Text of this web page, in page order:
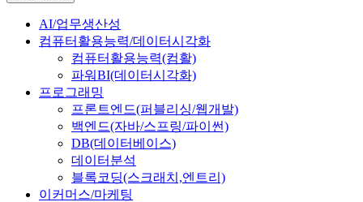
AI/업무생산성
컴퓨터활용능력/데이터시각화
컴퓨터활용능력(컴활)
파워BI(데이터시각화)
프로그래밍
프론트엔드(퍼블리싱/웹개발)
백엔드(자바/스프링/파이썬)
DB(데이터베이스)
데이터분석
블록코딩(스크래치,엔트리)
이커머스/마케팅